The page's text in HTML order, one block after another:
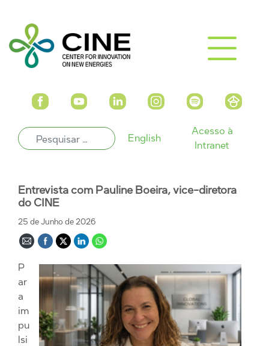
English
Acesso à
Intranet
Entrevista com Pauline Boeira, vice-diretora
do CINE
25 de Junho de 2026
P
ar
a
im
pu
lsi